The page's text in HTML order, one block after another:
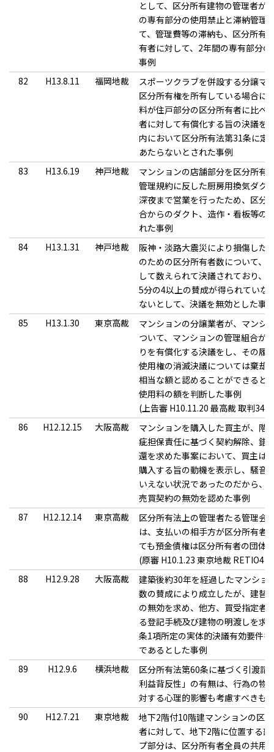
として、区分所有建物の管理者が
の専有部分の使用禁止と滞納管理
て、管理費等の滞納も、区分所有
有者に対して、2年間の専有部分
事例
82
H13.8.11 福岡地裁
スポーツクラブを併設する分譲マ
区分所有権を所有している場合に
料が住戸部分の区分所有者に比べ
者に対して有償化する旨の決議を
内において区分所有法第31条に定
あたらないとされた事例
83
H13.6.19 神戸地裁
マンションの店舗部分を区分所有
管理規約に反した厨房用換気ダク
深夜まで営業を行ったため、区分
合からのダクト、造作・看板等の
れた事例
84
H13.1.31 神戸地裁
阪神・淡路大震災により損傷した
のための区分所有者数について、
して数えられて決議されており、
5分の4以上の賛成が得られていな
ないとして、決議を無効とした事
85
H13.1.30 東京高裁
マンションの分譲業者が、マンシ
ついて、マンションの管理組合が
りを有償化する決議をし、その履
使用権の消滅決議については棄却
相当な額と認めることができると
使用料の額を判断した事例
(上告審 H10.11.20 最高裁 取判340
86
H12.12.15 大阪高裁
マンションを購入した買主が、階
疵担保責任に基づく契約解除、錯
還を求めた事案において、買主は
購入する旨の動機を表示し、騒音
いえない状況であったのだから、
売買契約の無効を認めた事例
87
H12.12.14 東京高裁
区分所有法上の管理者たる管理会
は、支払いの相手方が区分所有者
ても預金債権は区分所有者の団体
(原審 H10.1.23 東京地裁
88
H12.9.28 大阪高裁
建築後約30年を経過したマンショ
数の賛成により成立したが、建替
の無効を求め、他方、買受指定者
る登記手続及び建物の明渡しを求
条1項所定の実体的決議有効要件
であるとした事例
89
H12.9.6 横浜地裁
区分所有法第60条に基づく引渡請
利益背反性」の有無は、行為の物
対する心理的影響も考慮すべきも
90
H12.7.21 東京地裁
地下2階付10階建マンションの区
者に対して、地下2階に位置する
プ部分は、区分所有者全員の共用